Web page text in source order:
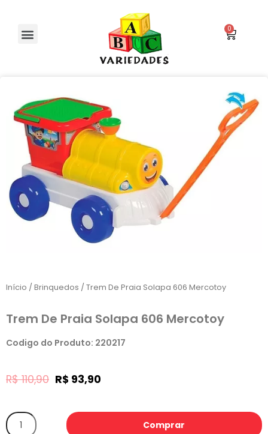
Início /Brinquedos / Trem De Praia Solapa 606 Mercotoy
Trem De Praia Solapa 606 Mercotoy
Codigo do Produto: 220217
R$110,90 R$ 93,90
Comprar